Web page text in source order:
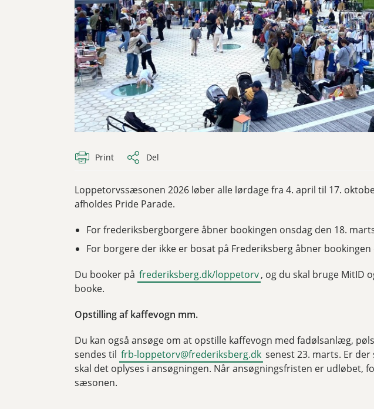
Print Del
Loppetorvssæsonen 2026 løber alle lørdage fra 4. april til 17.
afholdes Pride Parade.
For frederiksbergborgere åbner bookingen onsdag den 18.
For borgere der ikke er bosat på Frederiksberg åbner bookingen
Du booker på frederiksberg.dk/loppetorv, og du skal bruge MitID
booke.
Opstilling af kaffevogn mm.
Du kan også ansøge om at opstille kaffevogn med fadølsanlæg,
sendes til frb-loppetorv@frederiksberg.dk senest 23. marts. Er
skal det oplyses i ansøgningen. Når ansøgningsfristen er udløbet,
sæsonen.